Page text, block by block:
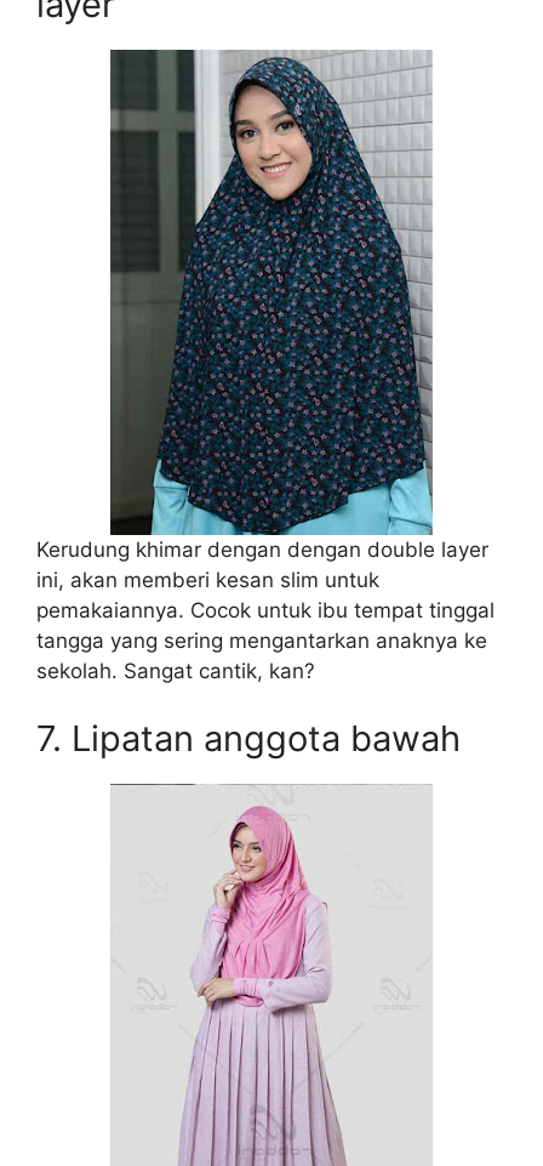
Kerudung khimar dengan dengan double layer
ini, akan memberi kesan slim untuk
pemakaiannya. Cocok untuk ibu tempat tinggal
tangga yang sering mengantarkan anaknya ke
sekolah. Sangat cantik, kan?
7. Lipatan anggota bawah